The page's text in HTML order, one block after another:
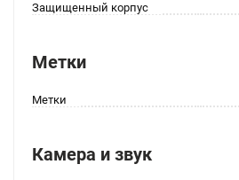
Защищенный корпус
Метки
Метки
Камера и звук